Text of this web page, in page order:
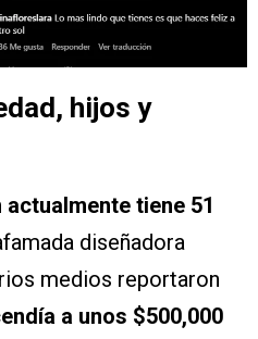
hijos y
tiene 51
diseñadora
medios reportaron
a unos $500,000